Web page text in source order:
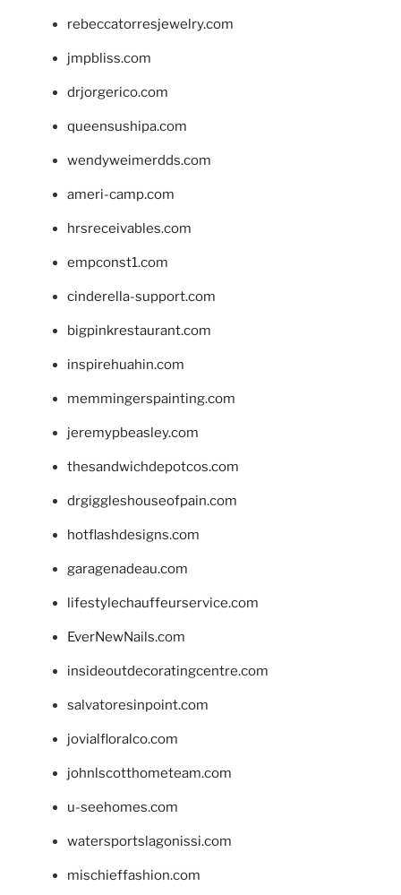
rebeccatorresjewelry.com
jmpbliss.com
drjorgerico.com
queensushipa.com
wendyweimerdds.com
ameri-camp.com
hrsreceivables.com
empconst1.com
cinderella-support.com
bigpinkrestaurant.com
inspirehuahin.com
memmingerspainting.com
jeremypbeasley.com
thesandwichdepotcos.com
drgiggleshouseofpain.com
hotflashdesigns.com
garagenadeau.com
lifestylechauffeurservice.com
EverNewNails.com
insideoutdecoratingcentre.com
salvatoresinpoint.com
jovialfloralco.com
johnlscotthometeam.com
u-seehomes.com
watersportslagonissi.com
mischieffashion.com